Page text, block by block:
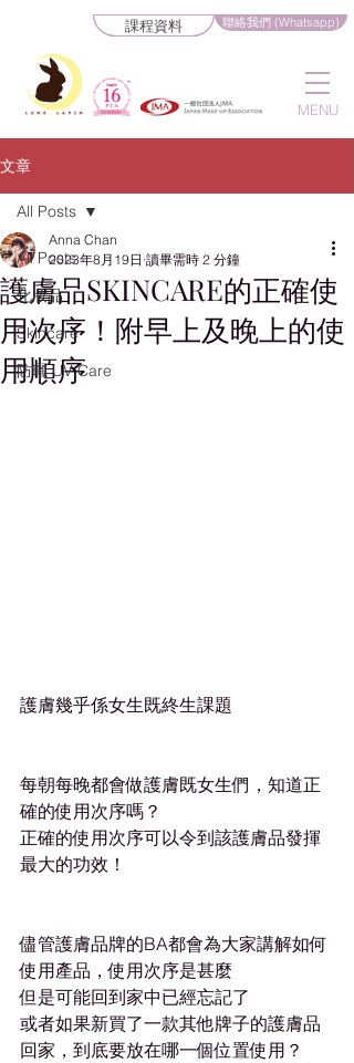
課程資料 聯絡我們 (Whatsapp)
MENU
文章
All Posts
化妝品
Skincare
防曬 UV Care
All Posts
護膚品SKINCARE的正確使
用次序！附早上及晚上的使
用順序
Anna Chan
2023年8月19日 讀畢需時 2 分鐘
護膚幾乎係女生既終生課題
每朝每晚都會做護膚既女生們，知道正
確的使用次序嗎？
正確的使用次序可以令到該護膚品發揮
最大的功效！
儘管護膚品牌的BA都會為大家講解如何
使用產品，使用次序是甚麼
但是可能回到家中已經忘記了
或者如果新買了一款其他牌子的護膚品
回家，到底要放在哪一個位置使用？